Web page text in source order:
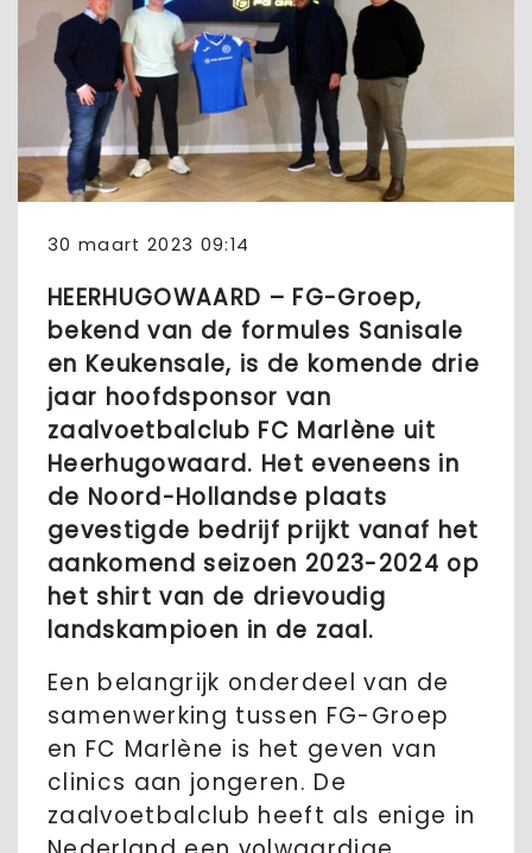
30 maart 2023 09:14
HEERHUGOWAARD – FG-Groep,
bekend van de formules Sanisale
en Keukensale, is de komende drie
jaar hoofdsponsor van
zaalvoetbalclub FC Marlène uit
Heerhugowaard. Het eveneens in
de Noord-Hollandse plaats
gevestigde bedrijf prijkt vanaf het
aankomend seizoen 2023-2024 op
het shirt van de drievoudig
landskampioen in de zaal.
Een belangrijk onderdeel van de
samenwerking tussen FG-Groep
en FC Marlène is het geven van
clinics aan jongeren. De
zaalvoetbalclub heeft als enige in